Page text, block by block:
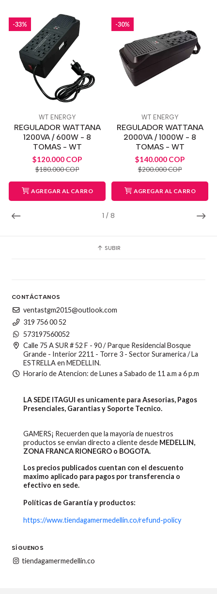
1 / 8
-33%
WT ENERGY
REGULADOR WATTANA
1200VA / 600W - 8
TOMAS - WT
$120.000 COP
$180.000 COP
AGREGAR AL CARRO
-30%
WT ENERGY
REGULADOR WATTANA
2000VA / 1000W - 8
TOMAS - WT
$140.000 COP
$200.000 COP
AGREGAR AL CARRO
SUBIR
CONTÁCTANOS
ventastgm2015@outlook.com
319 756 00 52
573197560052
Calle 75 A SUR # 52 F - 90 / Parque Residencial Bosque
Grande - Interior 2211 - Torre 3 - Sector Suramerica / La
ESTRELLA en MEDELLIN.
Horario de Atencion: de Lunes a Sabado de 11 a.m a 6 p.m
LA SEDE ITAGUI es unicamente para Asesorias, Pagos
Presenciales, Garantias y Soporte Tecnico.
GAMERS¡ Recuerden que la mayoria de nuestros
productos se envian directo a cliente desde MEDELLIN,
ZONA FRANCA RIONEGRO o BOGOTA.
Los precios publicados cuentan con el descuento
maximo aplicado para pagos por transferencia o
efectivo en sede.
Políticas de Garantía y productos:
https://www.tiendagamermedellin.co/refund-policy
SÍGUENOS
tiendagamermedellin.co